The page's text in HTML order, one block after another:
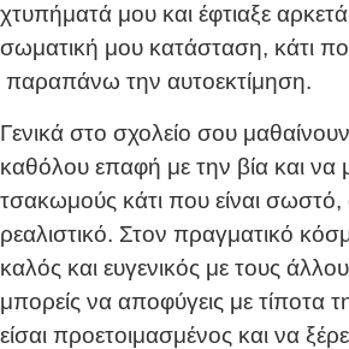
χτυπήματά μου και έφτιαξε
σωματική μου κατάσταση, κάτι
παραπάνω την αυτοεκτίμηση.
Γενικά στο σχολείο σου
καθόλου επαφή με την βία και να
τσακωμούς κάτι που είναι σωστό,
ρεαλιστικό. Στον πραγματικό
καλός και ευγενικός με τους
μπορείς να αποφύγεις με τίποτα
είσαι προετοιμασμένος και να